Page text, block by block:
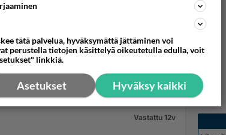
suorat_lahetykset...
2 112 0
Vastattu 12v
tätä palvelua, hyväksymättä jättäminen voi
perustella tietojen käsittelyä oikeutetulla edulla, voit
linkkiä.
Hyväksy kaikki
Asetukset